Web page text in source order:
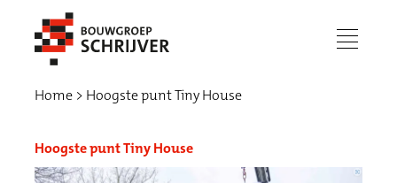
menu
Home Hoogste punt Tiny House
Hoogste punt Tiny House